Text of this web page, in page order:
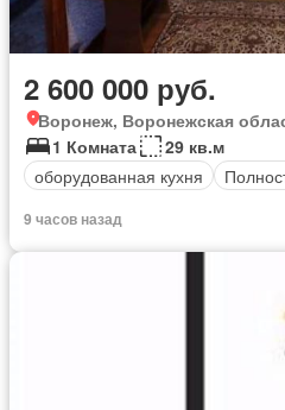
2 600 000 руб.
Воронеж, Воронежская
1 Комната
29 кв.м
оборудованная кухня
9 часов назад